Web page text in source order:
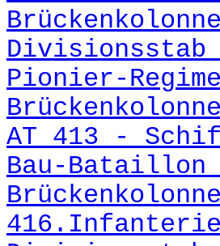
Divisionsstab
Pionier-
AT 413 -
Bau-Bataillon